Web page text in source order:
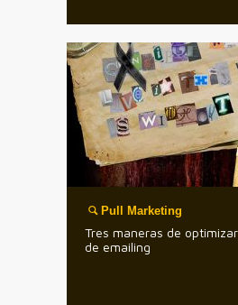
Pull Marketing
Tres maneras de
de emailing